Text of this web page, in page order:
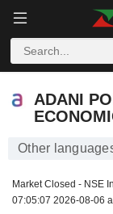
ADANI
Other
Market Closed - NSE
07:05:07 2026-08-06